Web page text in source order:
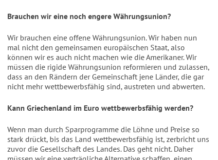
Brauchen wir eine noch engere Währungsunion?
Wir brauchen eine offene Währungsunion. Wir haben nun
mal nicht den gemeinsamen europäischen Staat, also
können wir es auch nicht machen wie die Amerikaner. Wir
müssen die rigide Währungsunion reformieren und zulassen,
dass an den Rändern der Gemeinschaft jene Länder, die gar
nicht mehr wettbewerbsfähig sind, austreten und abwerten.
Kann Griechenland im Euro wettbewerbsfähig werden?
Wenn man durch Sparprogramme die Löhne und Preise so
stark drückt, bis das Land wettbewerbsfähig ist, zerbricht uns
zuvor die Gesellschaft des Landes. Das geht nicht. Daher